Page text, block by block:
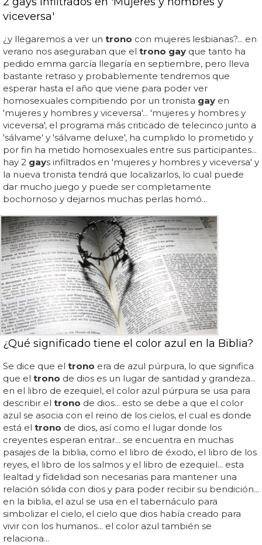
viceversa'
¿y llegaremos a ver un trono con mujeres lesbianas?... en
verano nos aseguraban que el trono gay que tanto ha
pedido emma garcía llegaría en septiembre, pero lleva
bastante retraso y probablemente tendremos que
esperar hasta el año que viene para poder ver
homosexuales compitiendo por un tronista gay en
'mujeres y hombres y viceversa'... 'mujeres y hombres y
viceversa', el programa más criticado de telecinco junto a
'sálvame' y 'sálvame deluxe', ha cumplido lo prometido y
por fin ha metido homosexuales entre sus participantes...
hay 2 gays infiltrados en 'mujeres y hombres y viceversa' y
la nueva tronista tendrá que localizarlos, lo cual puede
dar mucho juego y puede ser completamente
bochornoso y dejarnos muchas perlas homó...
¿Qué significado tiene el color azul en la Biblia?
Se dice que el trono era de azul púrpura, lo que significa
que el trono de dios es un lugar de santidad y grandeza...
en el libro de ezequiel, el color azul púrpura se usa para
describir el trono de dios... esto se debe a que el color
azul se asocia con el reino de los cielos, el cual es donde
está el trono de dios, así como el lugar donde los
creyentes esperan entrar... se encuentra en muchas
pasajes de la biblia, como el libro de éxodo, el libro de los
reyes, el libro de los salmos y el libro de ezequiel... esta
lealtad y fidelidad son necesarias para mantener una
relación sólida con dios y para poder recibir su bendición...
en la biblia, el azul se usa en el tabernáculo para
simbolizar el cielo, el cielo que dios había creado para
vivir con los humanos... el color azul también se
relaciona...